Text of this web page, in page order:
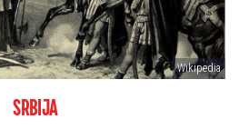
Wikipedia
SRBIJA